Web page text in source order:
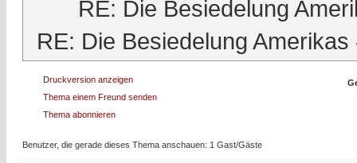
RE: Die Besiedelung
RE: Die Besiedelung Amerikas
Druckversion anzeigen
Thema einem Freund senden
Thema abonnieren
Benutzer, die gerade dieses Thema anschauen: 1 Gast/Gäste